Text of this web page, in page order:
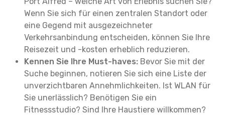
Wenn Sie sich für einen zentralen Standort oder
eine Gegend mit ausgezeichneter
Verkehrsanbindung entscheiden, können Sie Ihre
Reisezeit und -kosten erheblich reduzieren.
Kennen Sie Ihre Must-haves: Bevor Sie mit der
Suche beginnen, notieren Sie sich eine Liste der
unverzichtbaren Annehmlichkeiten. Ist WLAN für
Sie unerlässlich? Benötigen Sie ein
Fitnessstudio? Sind Ihre Haustiere willkommen?